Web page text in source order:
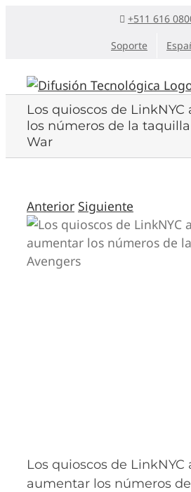
+511 616
Soporte
Los quioscos de
los números de la
War
Anterior Siguiente
Los quioscos de LinkNYC
aumentar los números